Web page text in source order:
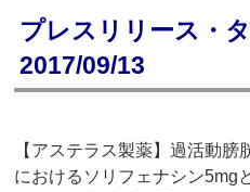
プレスリリース・
2017/09/13
【アステラス製薬】過活動
におけるソリフェナシン5mg